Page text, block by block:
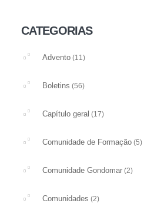
CATEGORIAS
Advento (11)
Boletins (56)
Capítulo geral (17)
Comunidade de Formação (5)
Comunidade Gondomar (2)
Comunidades (2)